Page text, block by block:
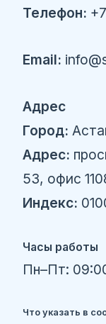
Телефон:
Email:
Адрес
Город:
Адрес:
53, офис
Индекс:
Часы работы
Пн–Пт:
Что указать в